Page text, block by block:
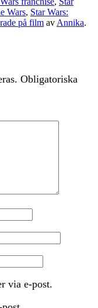
Wars, Star Wars:
på film av Annika.
Obligatoriska
via e-post.